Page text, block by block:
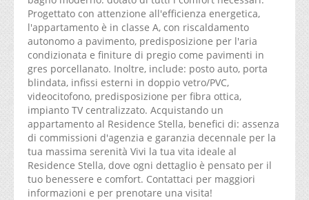
Progettato con attenzione all'efficienza energetica,
l'appartamento è in classe A, con riscaldamento
autonomo a pavimento, predisposizione per l'aria
condizionata e finiture di pregio come pavimenti in
gres porcellanato. Inoltre, include: posto auto, porta
blindata, infissi esterni in doppio vetro/PVC,
videocitofono, predisposizione per fibra ottica,
impianto TV centralizzato. Acquistando un
appartamento al Residence Stella, benefici di: assenza
di commissioni d'agenzia e garanzia decennale per la
tua massima serenità Vivi la tua vita ideale al
Residence Stella, dove ogni dettaglio è pensato per il
tuo benessere e comfort. Contattaci per maggiori
informazioni e per prenotare una visita!